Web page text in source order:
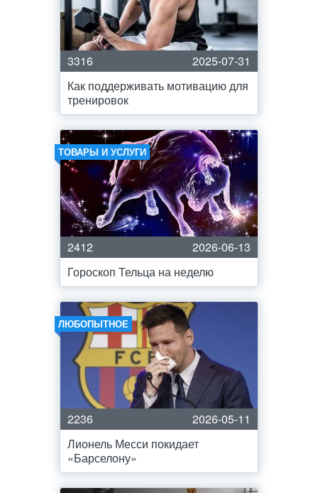
3316
2025-07-31
Как поддерживать мотивацию для
тренировок
ТОВАРЫ И УСЛУГИ
2412
2026-06-13
Гороскоп Тельца на неделю
ЛЮБОПЫТНОЕ
2236
2026-05-11
Лионель Месси покидает
«Барселону»